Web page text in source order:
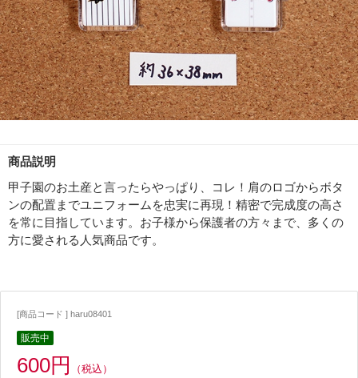
商品説明
甲子園のお土産と言ったらやっぱり、コレ！肩のロゴからボタ
ンの配置までユニフォームを忠実に再現！精密で完成度の高さ
を常に目指しています。お子様から保護者の方々まで、多くの
方に愛される人気商品です。
[商品コード ] haru08401
販売中
600円 （税込）